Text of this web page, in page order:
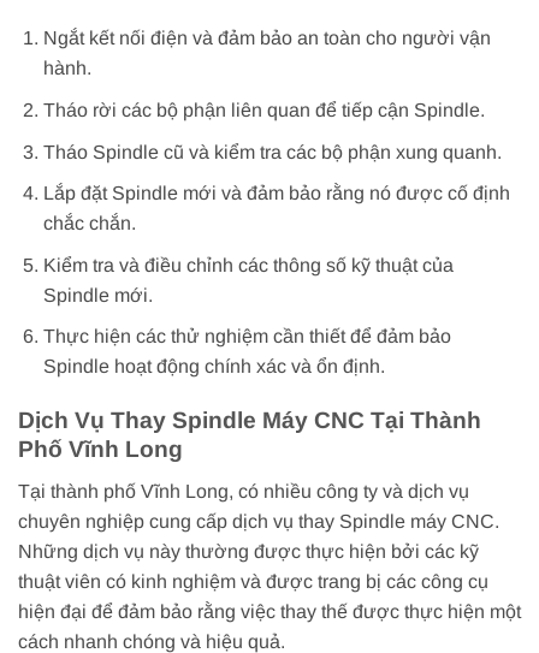
Ngắt kết nối điện và đảm bảo an toàn cho người vận
hành.
Tháo rời các bộ phận liên quan để tiếp cận Spindle.
Tháo Spindle cũ và kiểm tra các bộ phận xung quanh.
Lắp đặt Spindle mới và đảm bảo rằng nó được cố định
chắc chắn.
Kiểm tra và điều chỉnh các thông số kỹ thuật của
Spindle mới.
Thực hiện các thử nghiệm cần thiết để đảm bảo
Spindle hoạt động chính xác và ổn định.
Dịch Vụ Thay Spindle Máy CNC Tại Thành
Phố Vĩnh Long
Tại thành phố Vĩnh Long, có nhiều công ty và dịch vụ
chuyên nghiệp cung cấp dịch vụ thay Spindle máy CNC.
Những dịch vụ này thường được thực hiện bởi các kỹ
thuật viên có kinh nghiệm và được trang bị các công cụ
hiện đại để đảm bảo rằng việc thay thế được thực hiện một
cách nhanh chóng và hiệu quả.